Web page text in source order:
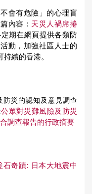
會有危險」的心理盲
內容： 天災人禍席捲
定期在網頁提供各類防
動，加強社區人士的
續的香港。
防災的認知及意見調查
公眾對災難風險及防災
調查報告的行政摘要
石奇蹟: 日本大地震中